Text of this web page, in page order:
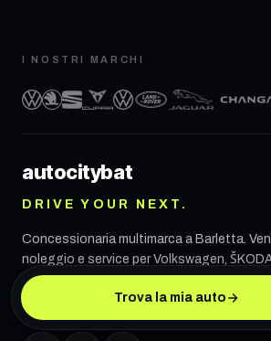
Trova la mia auto
I NOSTRI MARCHI
autocitybat
DRIVE YOUR NEXT.
Concessionaria multimarca a Barletta .
noleggio e service per Volkswagen,
SEAT, CUPRA, VW Veicoli Commerciali,
Rover, Jaguar e CHANGAN.